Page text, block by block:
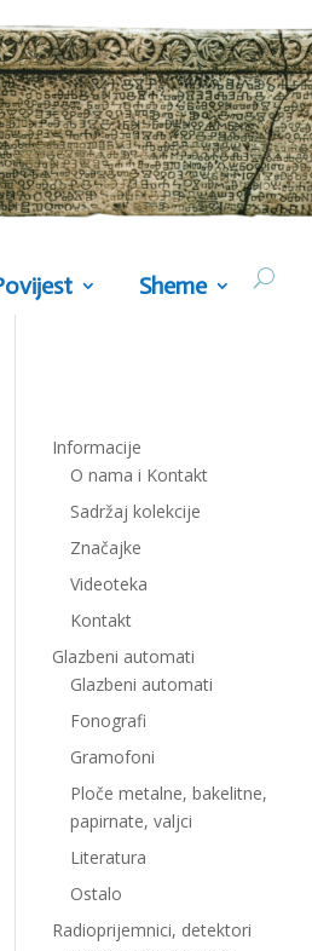
Sheme
Informacije
O nama i Kontakt
Sadržaj kolekcije
Značajke
Videoteka
Kontakt
Glazbeni automati
Glazbeni automati
Fonografi
Gramofoni
Ploče metalne, bakelitne,
papirnate, valjci
Literatura
Ostalo
Radioprijemnici, detektori